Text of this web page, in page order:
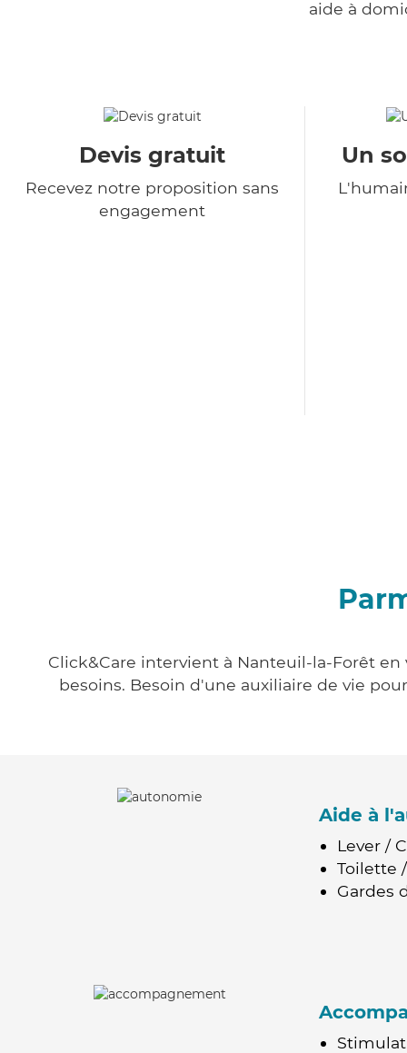
aide à
Devis gratuit
Recevez notre proposition sans
engagement
Un
Click&Care intervient à Nanteuil-la-Forêt
besoins. Besoin d'une auxiliaire de vie
Aide à
Lever /
Toilette
Gardes